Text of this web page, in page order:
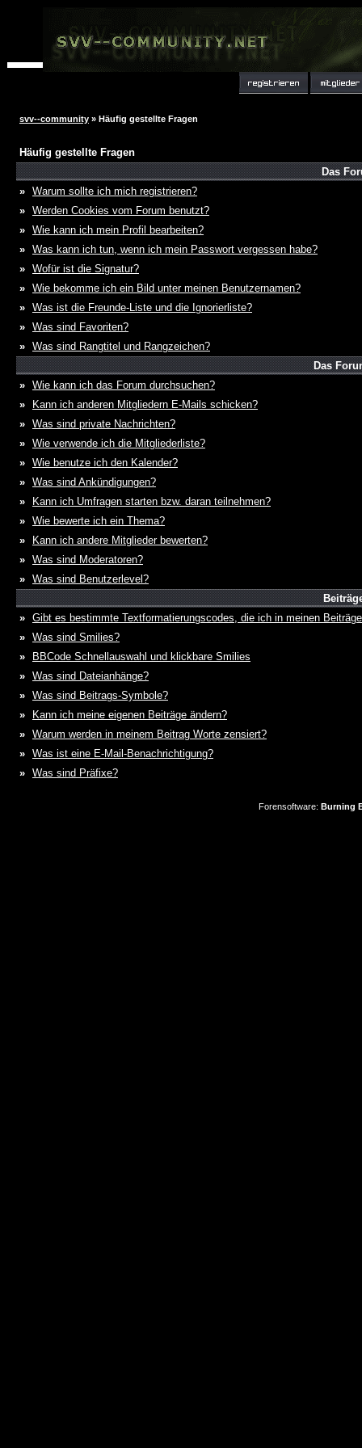
svv--community » Häufig gestellte Fragen
Häufig gestellte Fragen
Das
» Warum sollte ich mich registrieren?
» Werden Cookies vom Forum benutzt?
» Wie kann ich mein Profil bearbeiten?
» Was kann ich tun, wenn ich mein Passwort vergessen habe?
» Wofür ist die Signatur?
» Wie bekomme ich ein Bild unter meinen Benutzernamen?
» Was ist die Freunde-Liste und die Ignorierliste?
» Was sind Favoriten?
» Was sind Rangtitel und Rangzeichen?
Das
» Wie kann ich das Forum durchsuchen?
»
Kann ich anderen Mitgliedern E-Mails schicken?
» Was sind private Nachrichten?
» Wie verwende ich die Mitgliederliste?
» Wie benutze ich den Kalender?
» Was sind Ankündigungen?
»
Kann ich Umfragen starten bzw. daran teilnehmen?
» Wie bewerte ich ein Thema?
»
Kann ich andere Mitglieder bewerten?
» Was sind Moderatoren?
» Was sind Benutzerlevel?
» Gibt es bestimmte Textformatierungscodes, die ich in meinen
» Was sind Smilies?
»
BBCode Schnellauswahl und klickbare Smilies
» Was sind Dateianhänge?
» Was sind Beitrags-Symbole?
»
Kann ich meine eigenen Beiträge ändern?
» Warum werden in meinem Beitrag Worte zensiert?
» Was ist eine E-Mail-Benachrichtigung?
» Was sind Präfixe?
Forensoftware: Burning